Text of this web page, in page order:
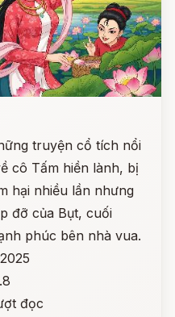
truyện cổ tích nổi
cô Tấm hiền lành, bị
hại nhiều lần nhưng
đỡ của Bụt, cuối
phúc bên nhà vua.
đọc